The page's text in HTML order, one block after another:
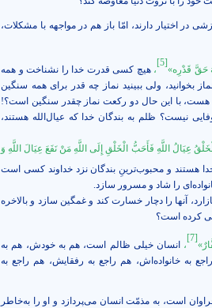
اختیار دارند، امّا باز هم در مواجهه با مشکلات،
حَقَّ قَدْرِه‏»
[5]
،هیچ کسی قدرت خدا را نشناخت و همه
بخوانید، ولی ببینید نماز چه قدر برای همه سنگین
با این حال دو رکعت نماز چقدر سنگین است؟!
نیست؟ ظلم به بندگان خدا که عیال‌الله هستند،
عِيَالُ‏ اللَّهِ فَأَحَبُّ الْخَلْقِ إِلَى اللَّهِ مَنْ نَفَعَ عِيَالَ اللَّهِ وَ
هستند و محبوب‌ترينِ بندگان نزد خداوند كسى است
را شاد و مسرور سازد.
آنها را دچار خسارت کند و غمگین سازد و بالاخره
کرده است؟
[7]
، انسان خیلی ظالم است، هم به خودش، هم به
به خانواده‌اش، هم راجع به رفقایش، هم راجع به
است، به مذمّت انسان می‌پردازد و او را به‌خاطر